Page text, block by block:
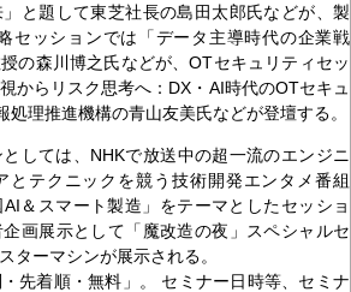
と題して東芝社長の島田太郎氏などが、製
セッションでは「データ主導時代の企業戦
の森川博之氏などが、OTセキュリティセッ
からリスク思考へ：DX・AI時代のOTセキュ
処理推進機構の青山友美氏などが登壇する。
しては、NHKで放送中の超一流のエンジニ
とテクニックを競う技術開発エンタメ番組
AI＆スマート製造」をテーマとしたセッショ
画展示として「魔改造の夜」スペシャルセ
ターマシンが展示される。
先着順・無料」。 セミナー日時等、セミナ